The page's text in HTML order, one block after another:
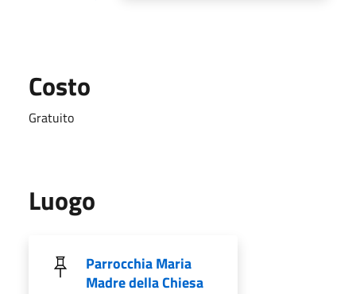
Costo
Gratuito
Luogo
Parrocchia Maria
Madre della Chiesa